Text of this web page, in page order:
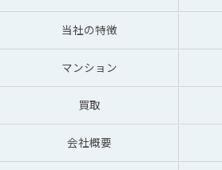
当社の特徴
マンション
買取
会社概要